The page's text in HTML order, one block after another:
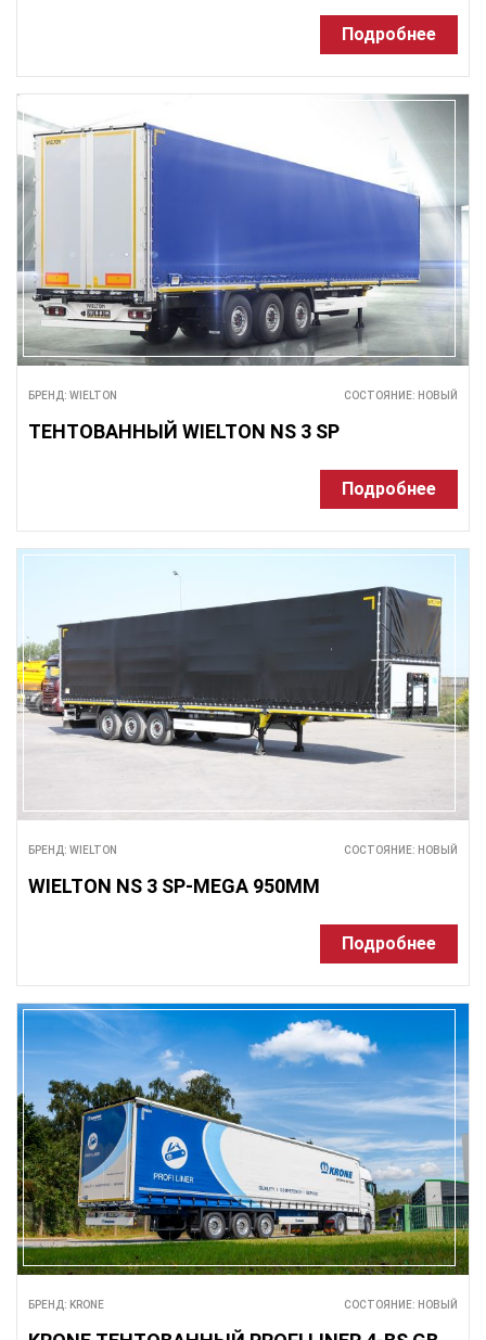
Подробнее
БРЕНД: WIELTON СОСТОЯНИЕ: НОВЫЙ
ТЕНТОВАННЫЙ WIELTON NS 3 SP
Подробнее
БРЕНД: WIELTON СОСТОЯНИЕ: НОВЫЙ
WIELTON NS 3 SP-MEGA 950MM
Подробнее
БРЕНД: KRONE СОСТОЯНИЕ: НОВЫЙ